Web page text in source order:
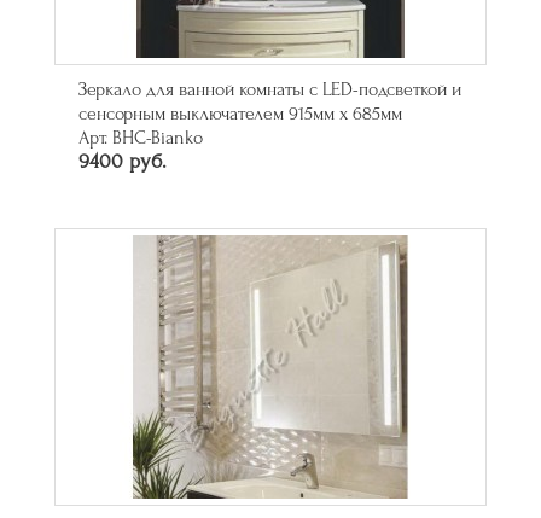
Зеркало для ванной комнаты с LED-подсветкой и
сенсорным выключателем 915мм х 685мм
Арт. BHC-Bianko
9400 руб.